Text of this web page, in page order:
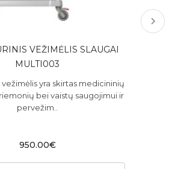
VEŽIMĖLIS SLAUGAI
MULTI003
yra skirtas medicininių
bei vaistų saugojimui ir
pervežim..
950.00€